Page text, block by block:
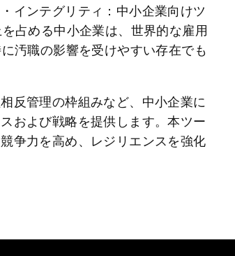
インテグリティ：中小企業向けツ
占める中小企業は、世界的な雇用
汚職の影響を受けやすい存在でも
反管理の枠組みなど、中小企業に
および戦略を提供します。本ツー
争力を高め、レジリエンスを強化